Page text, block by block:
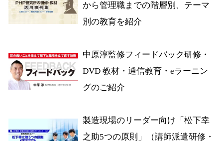
から管理職までの階層別、テーマ
別の教育を紹介
中原淳監修フィードバック研修・
DVD 教材・通信教育・eラーニン
グのご紹介
製造現場のリーダー向け「松下幸
之助5つの原則」（講師派遣研修・